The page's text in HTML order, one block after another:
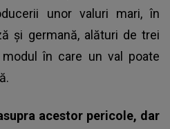
unor valuri mari, în
şi germană, alături de trei
în care un val poate
acestor pericole, dar